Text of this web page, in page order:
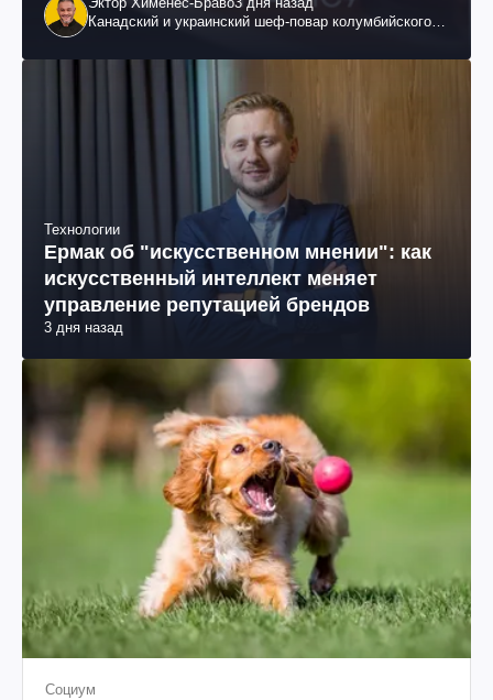
Канадский и украинский шеф-повар колумбийского
Технологии
Ермак об "искусственном мнении": как
искусственный интеллект меняет
управление репутацией брендов
3 дня назад
Социум